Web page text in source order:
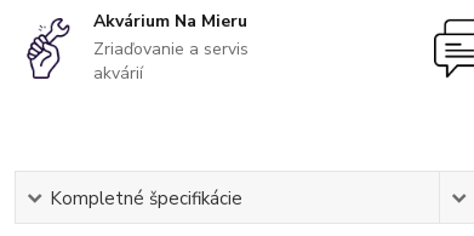
Akvárium Na Mieru
Zriaďovanie a servis
akvárií
Kompletné špecifikácie